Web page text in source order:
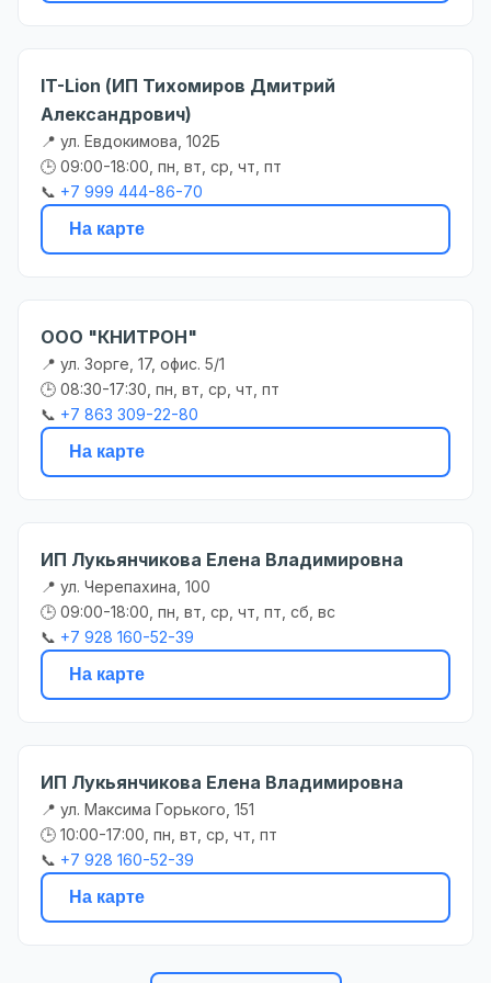
IT-Lion (ИП Тихомиров Дмитрий
Александрович)
📍 ул. Евдокимова, 102Б
🕒 09:00-18:00, пн, вт, ср, чт, пт
📞 +7 999 444-86-70
На карте
ООО "КНИТРОН"
📍 ул. Зорге, 17, офис. 5/1
🕒 08:30-17:30, пн, вт, ср, чт, пт
📞 +7 863 309-22-80
На карте
ИП Лукьянчикова Елена Владимировна
📍 ул. Черепахина, 100
🕒 09:00-18:00, пн, вт, ср, чт, пт, сб, вс
📞 +7 928 160-52-39
На карте
ИП Лукьянчикова Елена Владимировна
📍 ул. Максима Горького, 151
🕒 10:00-17:00, пн, вт, ср, чт, пт
📞 +7 928 160-52-39
На карте